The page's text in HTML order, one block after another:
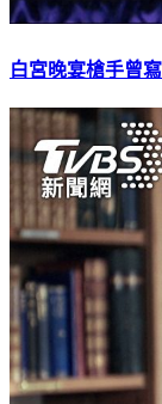
白宮晚宴槍手曾